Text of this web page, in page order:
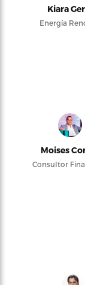
Kiara
Energía
Moises
Consultor